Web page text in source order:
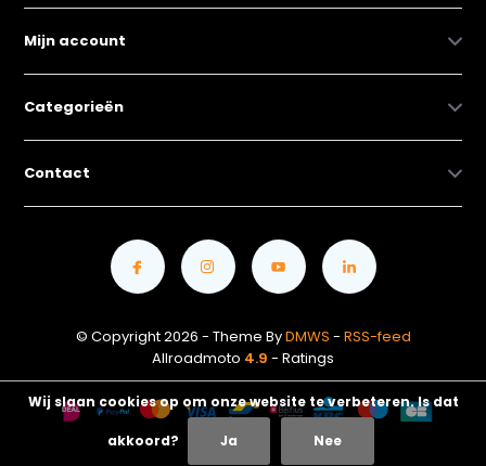
Mijn account
Categorieën
Contact
© Copyright 2026 - Theme ByDMWS - RSS-feed
Allroadmoto 4.9 - Ratings
Wij slaan cookies op om onze website te verbeteren. Is dat
akkoord? Ja Nee